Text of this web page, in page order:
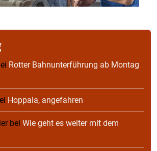
Rotter Bahnunterführung ab Montag
Hoppala, angefahren
bei Wie geht es weiter mit dem